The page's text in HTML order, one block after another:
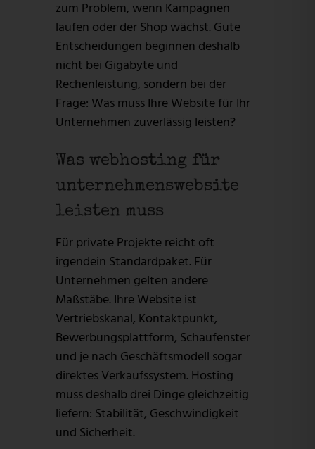
zum Problem, wenn Kampagnen
laufen oder der Shop wächst. Gute
Entscheidungen beginnen deshalb
nicht bei Gigabyte und
Rechenleistung, sondern bei der
Frage: Was muss Ihre Website für Ihr
Unternehmen zuverlässig leisten?
Was webhosting für
unternehmenswebsite
leisten muss
Für private Projekte reicht oft
irgendein Standardpaket. Für
Unternehmen gelten andere
Maßstäbe. Ihre Website ist
Vertriebskanal, Kontaktpunkt,
Bewerbungsplattform, Schaufenster
und je nach Geschäftsmodell sogar
direktes Verkaufssystem. Hosting
muss deshalb drei Dinge gleichzeitig
liefern: Stabilität, Geschwindigkeit
und Sicherheit.